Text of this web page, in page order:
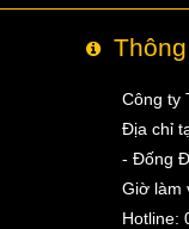
Công ty
Địa chỉ
- Đống
Giờ làm
Hotline: